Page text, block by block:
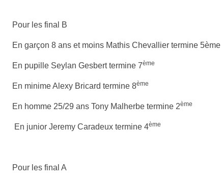
Pour les final B
En garçon 8 ans et moins Mathis Chevallier termine 5ème
En pupille Seylan Gesbert termine 7ème
En minime Alexy Bricard termine 8ème
En homme 25/29 ans Tony Malherbe termine 2ème
En junior Jeremy Caradeux termine 4ème
Pour les final A